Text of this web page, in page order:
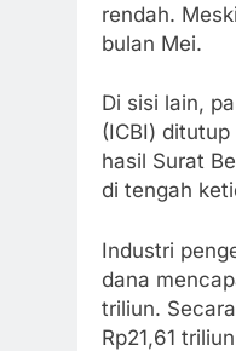
rendah.
bulan Mei.
Di sisi lain,
(ICBI)
hasil Surat
di tengah
Industri
dana
triliun.
Rp21,61